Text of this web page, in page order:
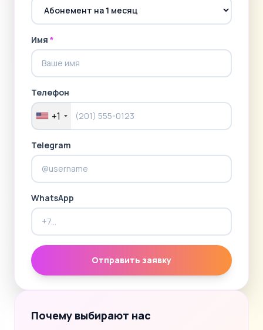
Имя *
Телефон
+1
Telegram
WhatsApp
Отправить заявку
Почему выбирают нас